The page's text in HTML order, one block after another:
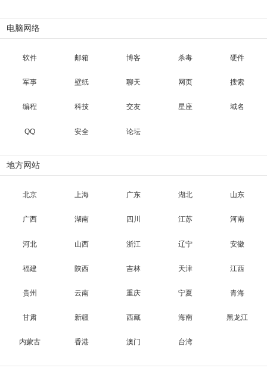
电脑网络
软件 邮箱 博客 杀毒 硬件
军事 壁纸 聊天 网页 搜索
编程 科技 交友 星座 域名
QQ 安全 论坛
地方网站
北京 上海 广东 湖北 山东
广西 湖南 四川 江苏 河南
河北 山西 浙江 辽宁 安徽
福建 陕西 吉林 天津 江西
贵州 云南 重庆 宁夏 青海
甘肃 新疆 西藏 海南 黑龙江
内蒙古 香港 澳门 台湾